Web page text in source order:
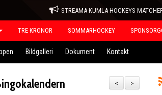
STREAMA KUMLA HOCKEYS
TRE KRONOR SOMMARHOCKEY
Bildgalleri Dokument Kontakt
>
<